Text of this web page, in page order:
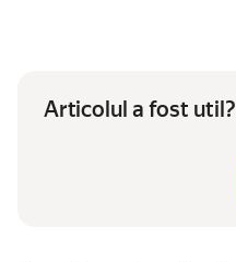
Articolul a fost util?